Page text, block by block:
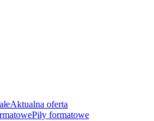
Aktualna oferta
Piły formatowe